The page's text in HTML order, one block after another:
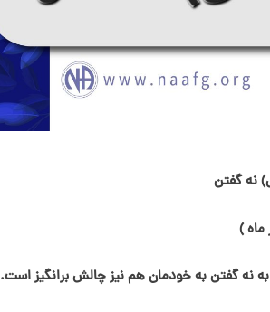
نه گفتن
نه گفتن به خودمان هم نیز چالش برانگیز است.